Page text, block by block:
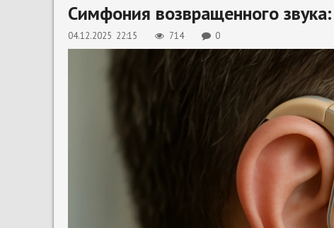
Симфония возвращенного
04.12.2025 22:15 714 0